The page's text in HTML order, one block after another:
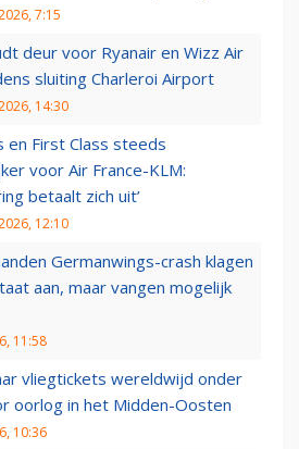
7:15
deur voor Ryanair en Wizz Air
sluiting Charleroi Airport
14:30
en First Class steeds
voor Air France-KLM:
betaalt zich uit’
12:10
Germanwings-crash klagen
aan, maar vangen mogelijk
11:58
vliegtickets wereldwijd onder
oorlog in het Midden-Oosten
10:36